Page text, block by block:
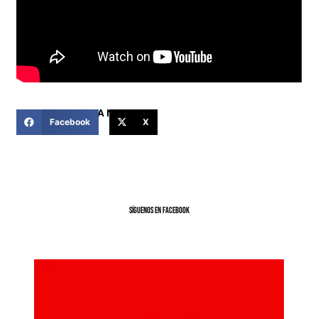
COMPARTIR ESTA NOTICIA
Facebook X
SíGUENOS EN FACEBOOK